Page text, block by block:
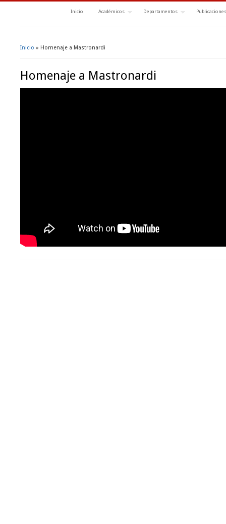
Inicio Académicos Departamentos Publicaciones
Inicio » Homenaje a Mastronardi
Homenaje a Mastronardi